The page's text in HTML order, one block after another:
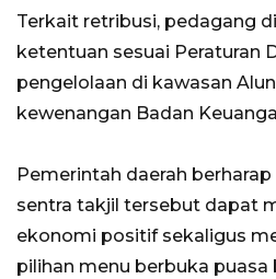
Terkait retribusi, pedagang
ketentuan sesuai Peraturan
pengelolaan di kawasan
kewenangan Badan
Pemerintah daerah
sentra takjil tersebut dapat
ekonomi positif sekaligus
pilihan menu berbuka puasa